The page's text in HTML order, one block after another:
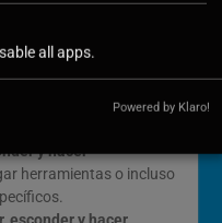
esconder y hacer
a fijar elementos de
soluciones en el
y hacer
herramientas o incluso
esconder y hacer
all apps.
Powered by Klaro!